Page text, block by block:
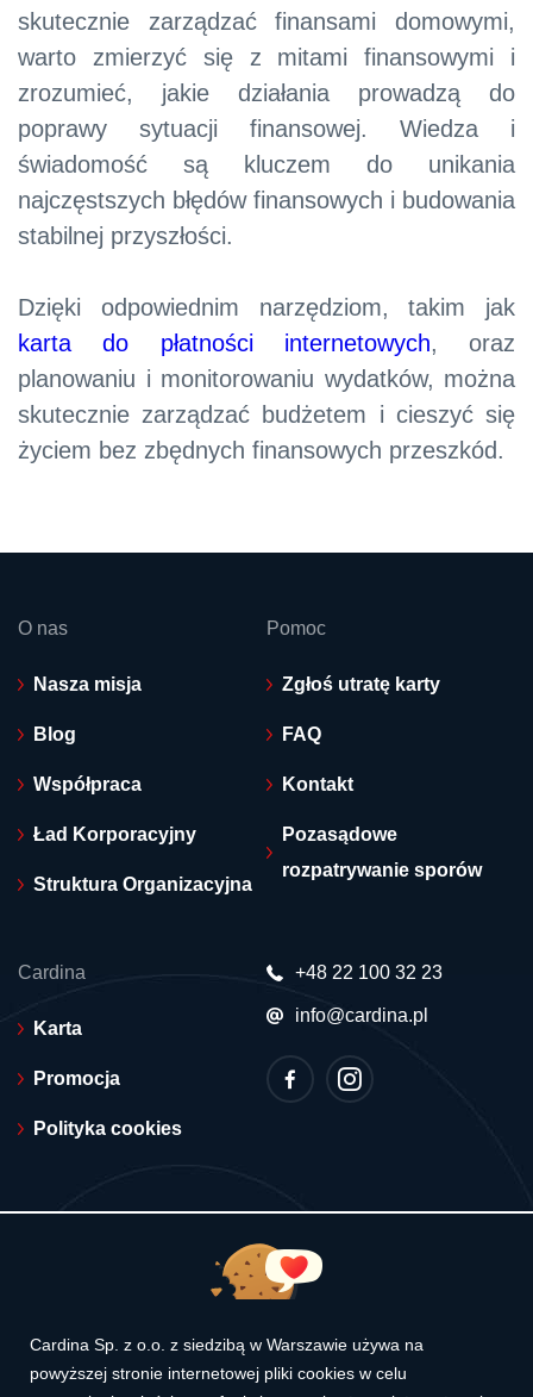
skutecznie zarządzać finansami domowymi,
warto zmierzyć się z mitami finansowymi i
zrozumieć, jakie działania prowadzą do
poprawy sytuacji finansowej. Wiedza i
świadomość są kluczem do unikania
najczęstszych błędów finansowych i budowania
stabilnej przyszłości.
Dzięki odpowiednim narzędziom, takim jak
karta do płatności internetowych, oraz
planowaniu i monitorowaniu wydatków, można
skutecznie zarządzać budżetem i cieszyć się
życiem bez zbędnych finansowych przeszkód.
O nas
Nasza misja
Blog
Współpraca
Ład Korporacyjny
Struktura Organizacyjna
Pomoc
Zgłoś utratę karty
FAQ
Kontakt
Pozasądowe
rozpatrywanie sporów
Cardina
Karta
Promocja
Polityka cookies
+48 22 100 32 23
info@cardina.pl
Cardina Sp. z o.o. z siedzibą w Warszawie używa na
powyższej stronie internetowej pliki cookies w celu